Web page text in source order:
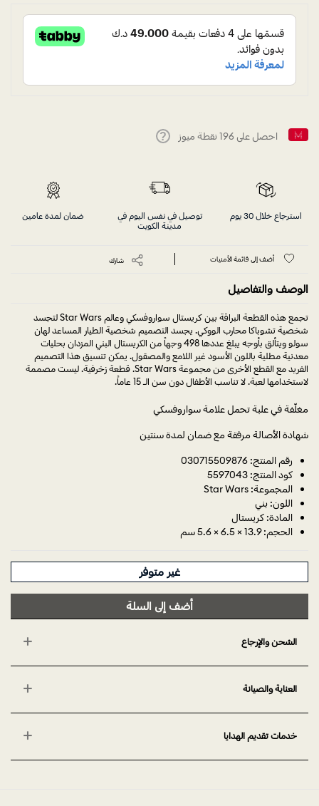
احصل على 196 نقطة ميوز
استرجاع خلال 30 يوم
توصيل في نفس اليوم في
مدينة الكويت
ضمان لمدة عامين
أضف إلى قائمة الأمنيات شارك
الوصف والتفاصيل
تجمع هذه القطعة البراقة بين كريستال سواروفسكي وعالم Star Wars لتجسد
شخصية تشوباكا محارب الووكي. يجسد التصميم شخصية الطيار المساعد لهان
سولو ويتألق بأوجه يبلغ عددها 498 وجهاً من الكريستال البني المزدان بحليات
معدنية مطلية باللون الأسود غير اللامع والمصقول. يمكن تنسيق هذا التصميم
الفريد مع القطع الأخرى من مجموعة Star Wars. قطعة زخرفية. ليست مصممة
لاستخدامها لعبة. لا تناسب الأطفال دون سن الـ 15 عاماً.
مغلّفة في علبة تحمل علامة سواروفسكي
شهادة الأصالة مرفقة مع ضمان لمدة سنتين
رقم المنتج: 030715509876
كود المنتج: 5597043
المجموعة: Star Wars
اللون: بني
المادة: كريستال
الحجم: 13.9 × 6.5 × 5.6 سم
غير متوفر
أضف إلى السلة
الشحن والإرجاع
العناية والصيانة
خدمات تقديم الهدايا